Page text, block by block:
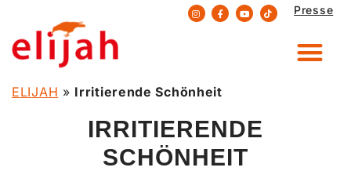
Zum
Inhalt
springen
Presse
ELIJAH » Irritierende Schönheit
IRRITIERENDE
SCHÖNHEIT